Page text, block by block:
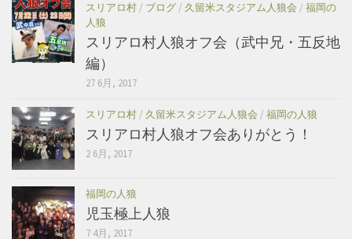
スリアロ村 / ブログ / 久留米スタジアム人狼会 / 福岡の
人狼
スリアロ村人狼オフ会（武中兄・五反地
編）
27 6月, 2017
スリアロ村 / 久留米スタジアム人狼会 / 福岡の人狼
スリアロ村人狼オフ会ありがとう！
2 6月, 2017
福岡の人狼
児玉極上人狼
7 4月, 2017